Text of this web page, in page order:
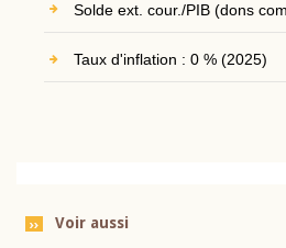
Solde ext. cour./PIB (dons
Taux d'inflation : 0 % (2025)
Voir aussi